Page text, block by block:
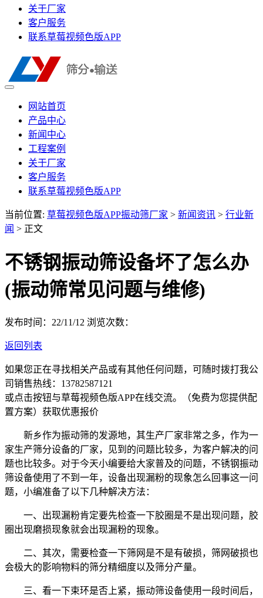
关于厂家
客户服务
联系草莓视频色版APP
网站首页
产品中心
新闻中心
工程案例
关于厂家
客户服务
联系草莓视频色版APP
当前位置: 草莓视频色版APP振动筛厂家 > 新闻资讯 > 行业新
闻 > 正文
不锈钢振动筛设备坏了怎么办
(振动筛常见问题与维修)
发布时间：22/11/12 浏览次数：
返回列表
如果您正在寻找相关产品或有其他任何问题，可随时拨打我公
司销售热线： 13782587121
或点击按钮与草莓视频色版APP在线交流。（免费为您提供配
置方案） 获取优惠报价
新乡作为振动筛的发源地，其生产厂家非常之多，作为一
家生产筛分设备的厂家，见到的问题比较多，为客户解决的问
题也比较多。对于今天小编要给大家普及的问题，不锈钢振动
筛设备使用了不到一年，设备出现漏粉的现象怎么回事这一问
题，小编准备了以下几种解决方法：
一、出现漏粉肯定要先检查一下胶圈是不是出现问题，胶
圈出现磨损现象就会出现漏粉的现象。
二、其次，需要检查一下筛网是不是有破损，筛网破损也
会极大的影响物料的筛分精细度以及筛分产量。
三、看一下束环是否上紧，振动筛设备使用一段时间后，